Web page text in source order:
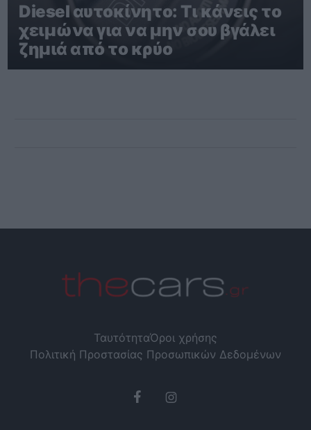
Diesel αυτοκίνητο: Τι κάνεις το
χειμώνα για να μην σου βγάλει
ζημιά από το κρύο
ΤαυτότηταΌροι χρήσης
Πολιτική Προστασίας Προσωπικών Δεδομένων